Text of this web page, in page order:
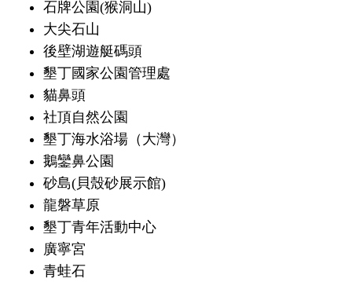
石牌公園(猴洞山)
大尖石山
後壁湖遊艇碼頭
墾丁國家公園管理處
貓鼻頭
社頂自然公園
墾丁海水浴場（大灣）
鵝鑾鼻公園
砂島(貝殼砂展示館)
龍磐草原
墾丁青年活動中心
廣寧宮
青蛙石